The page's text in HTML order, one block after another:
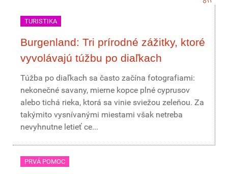
TURISTIKA
Burgenland: Tri prírodné zážitky, ktoré
vyvolávajú túžbu po diaľkach
Túžba po diaľkach sa často začína fotografiami:
nekonečné savany, mierne kopce plné cyprusov
alebo tichá rieka, ktorá sa vinie sviežou zeleňou. Za
takýmito vysnívanými miestami však netreba
nevyhnutne letieť ce...
PRVÁ POMOC